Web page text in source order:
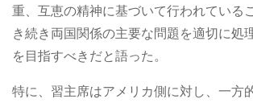
重、互恵の精神に基づいて行われている
き続き両国関係の主要な問題を適切に処
を目指すべきだと語った。
特に、習主席はアメリカ側に対し、一方